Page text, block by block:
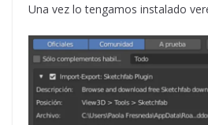
Una vez lo tengamos instalado